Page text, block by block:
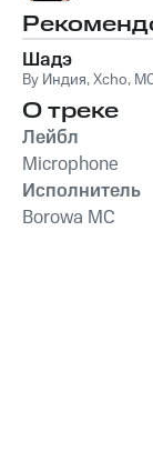
Шадэ
By Индия,Xcho,
О треке
Лейбл
Microphone
Исполнитель
Borowa MC